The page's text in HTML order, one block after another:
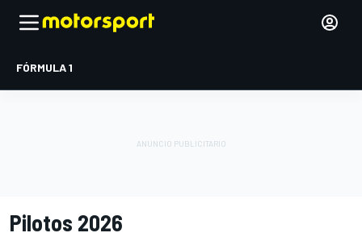
FÓRMULA 1
Pilotos 2026